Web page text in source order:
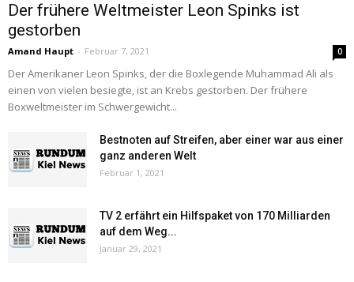
Der frühere Weltmeister Leon Spinks ist
gestorben
Amand Haupt - Februar 7, 2021 0
Der Amerikaner Leon Spinks, der die Boxlegende Muhammad Ali als
einen von vielen besiegte, ist an Krebs gestorben. Der frühere
Boxweltmeister im Schwergewicht...
Bestnoten auf Streifen, aber einer war aus einer
ganz anderen Welt
Februar 1, 2021
TV 2 erfährt ein Hilfspaket von 170 Milliarden
auf dem Weg...
Januar 29, 2021